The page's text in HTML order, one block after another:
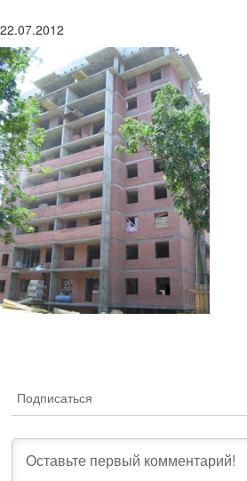
22.07.2012
Подписаться